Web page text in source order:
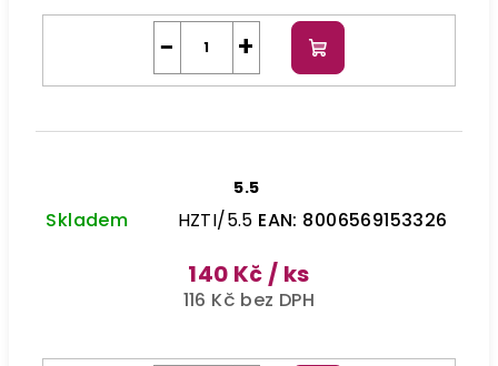
+
− Do
košíku
5.5
Skladem HZTI/5.5 EAN: 8006569153326
140 Kč / ks
116 Kč bez DPH